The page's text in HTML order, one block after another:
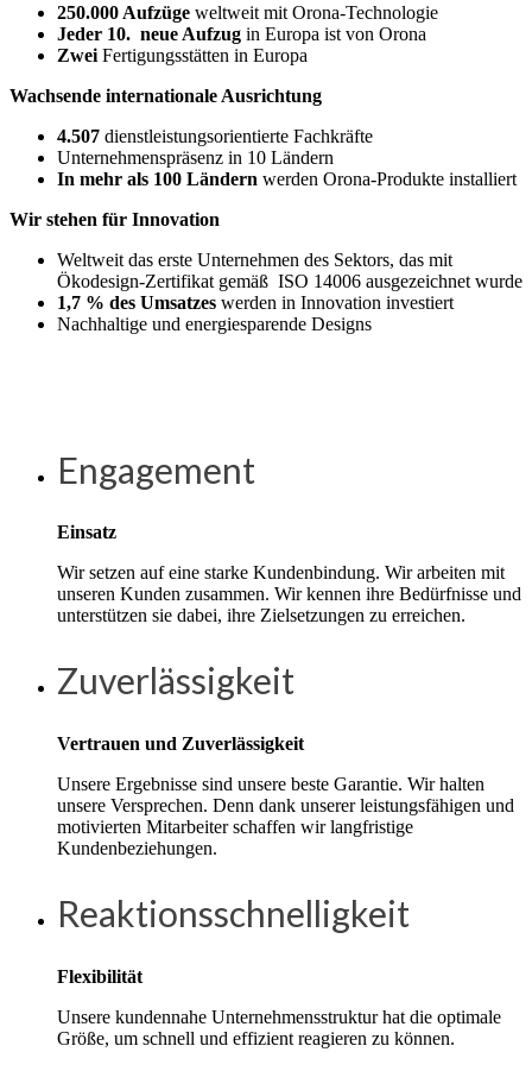
250.000 Aufzüge weltweit mit Orona-Technologie
Jeder 10. neue Aufzug in Europa ist von Orona
Zwei Fertigungsstätten in Europa
Wachsende internationale Ausrichtung
4.507 dienstleistungsorientierte Fachkräfte
Unternehmenspräsenz in 10 Ländern
In mehr als 100 Ländern werden Orona-Produkte installiert
Wir stehen für Innovation
Weltweit das erste Unternehmen des Sektors, das mit
Ökodesign-Zertifikat gemäß ISO 14006 ausgezeichnet wurde
1,7 % des Umsatzes werden in Innovation investiert
Nachhaltige und energiesparende Designs
Engagement
Einsatz
Wir setzen auf eine starke Kundenbindung. Wir arbeiten mit
unseren Kunden zusammen. Wir kennen ihre Bedürfnisse und
unterstützen sie dabei, ihre Zielsetzungen zu erreichen.
Zuverlässigkeit
Vertrauen und Zuverlässigkeit
Unsere Ergebnisse sind unsere beste Garantie. Wir halten
unsere Versprechen. Denn dank unserer leistungsfähigen und
motivierten Mitarbeiter schaffen wir langfristige
Kundenbeziehungen.
Reaktionsschnelligkeit
Flexibilität
Unsere kundennahe Unternehmensstruktur hat die optimale
Größe, um schnell und effizient reagieren zu können.